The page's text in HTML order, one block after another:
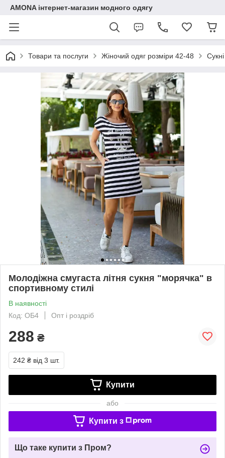
AMONA інтернет-магазин модного одягу
Товари та послуги Жіночий одяг розміри 42-48 Сукні
Молодіжна смугаста літня сукня "морячка" в
спортивному стилі
В наявності
Код: ОБ4
Опт і роздріб
288 ₴
242 ₴ від 3 шт.
Купити
або
Купити з
Що таке купити з Пром?